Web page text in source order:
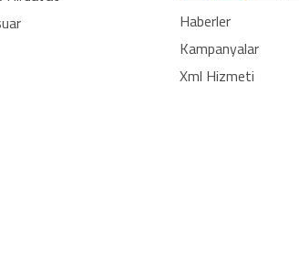
Haberler
Kampanyalar
Xml Hizmeti